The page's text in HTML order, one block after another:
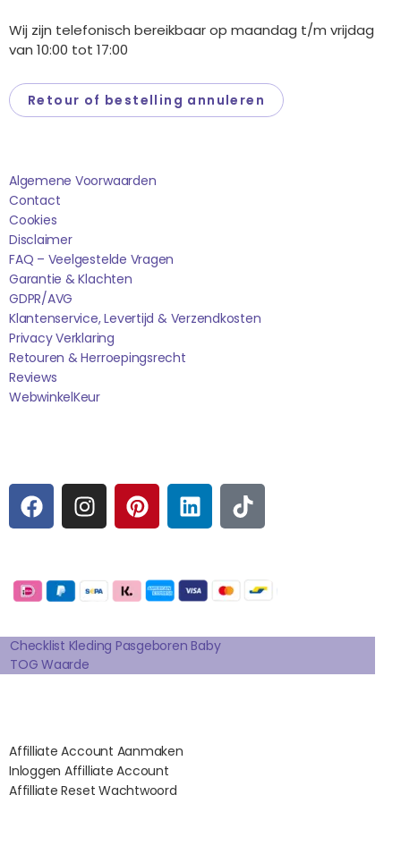
Wij zijn telefonisch bereikbaar op maandag t/m vrijdag
van 10:00 tot 17:00
Retour of bestelling annuleren
Algemene Voorwaarden
Contact
Cookies
Disclaimer
FAQ – Veelgestelde Vragen
Garantie & Klachten
GDPR/AVG
Klantenservice, Levertijd & Verzendkosten
Privacy Verklaring
Retouren & Herroepingsrecht
Reviews
WebwinkelKEur
F
A
C
B
O
O
K
I
N
S
A
R
A
M
P
I
N
E
R
E
S
T
L
I
N
E
D
I
N
T
I
K
O
K
Checklist Kleding Pasgeboren Baby
TOG Waarde
Affilliate Account Aanmaken
Inloggen Affilliate Account
Affilliate Reset Wachtwoord